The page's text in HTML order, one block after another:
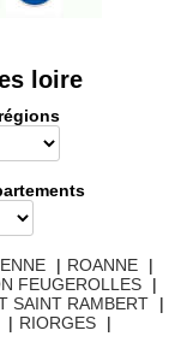
loire
| ROANNE
|
FEUGEROLLES
|
SAINT RAMBERT
|
| RIORGES
|